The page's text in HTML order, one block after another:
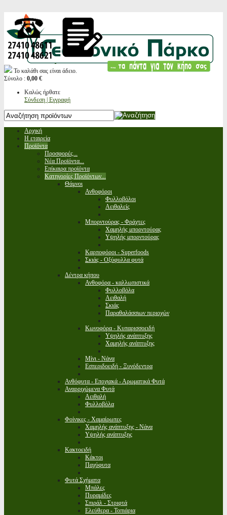
Το καλάθι σας είναι άδειο.
Σύνολο : 0,00 €
Καλώς ήρθατε
Σύνδεση | Εγγραφή
Αρχική
Η εταιρεία
Προϊόντα
Προσφορές...
Νέα Προϊόντα...
Επίκαιρα προϊόντα
Κατηγορίες Προϊόντων...
Θάμνοι
Ανθοφόροι
Φυλλοβόλοι
Αειθαλείς
Μπορντούρας - Φράχτες
Χαμηλής μπορντούρας
Υψηλής μπορντούρας
Καρποφόροι - Superfoods
Σκιάς - Οξύφυλλα φυτά
Δέντρα κήπου
Ανθοφόρα - καλλωπιστικά
Φυλλοβόλα
Αειθαλή
Σκιάς
Παραθαλάσσιων περιοχών
Κωνοφόρα - Κυπαρισσοειδή
Υψηλής ανάπτυξης
Χαμηλής ανάπτυξης
Μίνι - Νάνα
Εσπεριδοειδή - Ξυνόδεντρα
Ανθόφυτα - Εποχιακά - Αρωματικά Φυτά
Αναρριχώμενα Φυτά
Αειθαλή
Φυλλοβόλα
Φοίνικες - Χαμαίρωπες
Χαμηλής ανάπτυξης - Νάνα
Υψηλής ανάπτυξης
Κακτοειδή
Κάκτοι
Παχύφυτα
Φυτά Σχήματα
Μπάλες
Πυραμίδες
Σπιράλ - Στριφτά
Ελεύθερα - Τοπιάρια